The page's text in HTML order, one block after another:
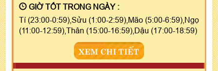
GIỜ TỐT TRONG NGÀY :
Tí (23:00-0:59),Sửu (1:00-2:59),Mão (5:00-6:59),Ngọ
(11:00-12:59),Thân (15:00-16:59),Dậu (17:00-18:59)
XEM CHI TIẾT